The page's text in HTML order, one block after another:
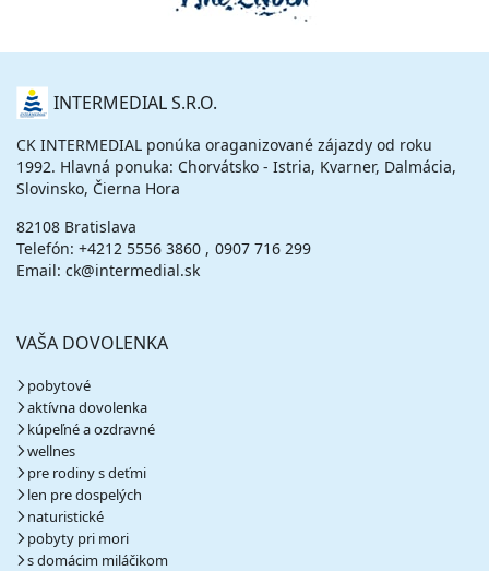
O
NÁS INTERMEDIAL S.R.O.
CK INTERMEDIAL ponúka oraganizované zájazdy od roku
1992. Hlavná ponuka: Chorvátsko - Istria, Kvarner, Dalmácia,
Slovinsko, Čierna Hora
82108 Bratislava
Telefón: +4212 5556 3860
0907 716 299
Email: ck@intermedial.sk
VAŠA DOVOLENKA
pobytové
aktívna dovolenka
kúpeľné a ozdravné
wellnes
pre rodiny s deťmi
len pre dospelých
naturistické
pobyty pri mori
s domácim miláčikom